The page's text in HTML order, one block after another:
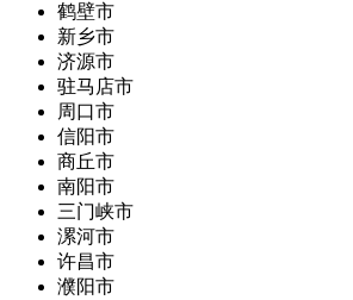
鹤壁市
新乡市
济源市
驻马店市
周口市
信阳市
商丘市
南阳市
三门峡市
漯河市
许昌市
濮阳市